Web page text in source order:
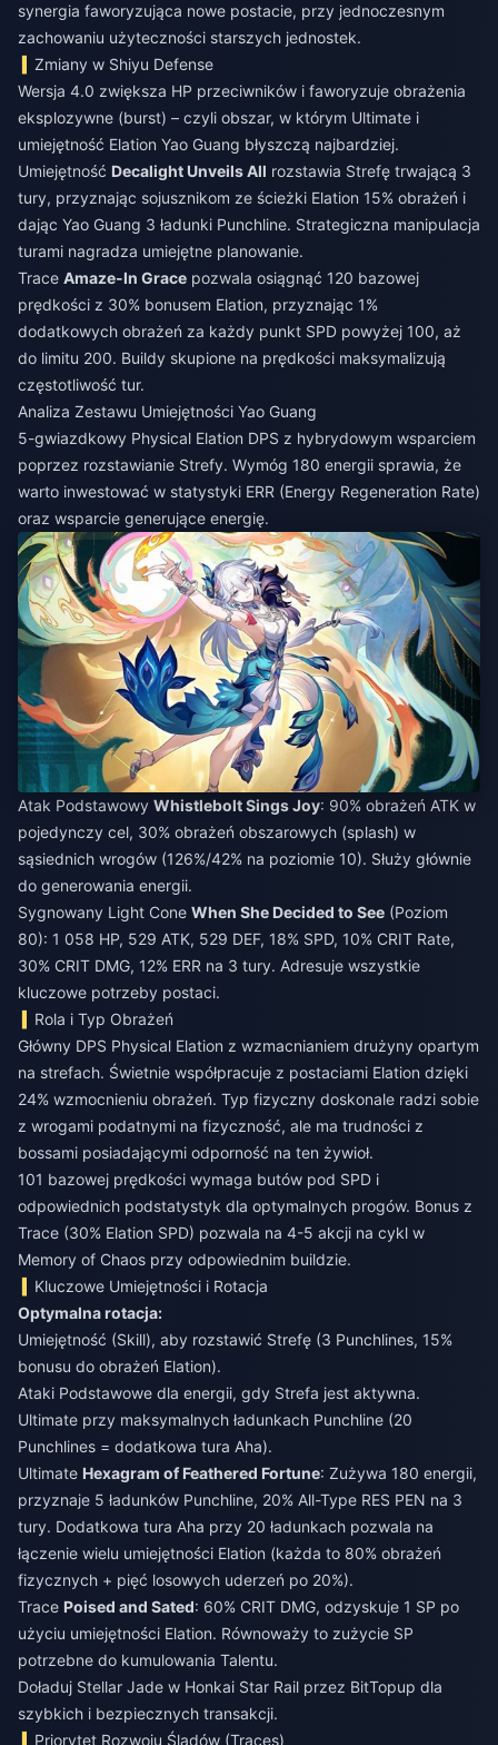
synergia faworyzująca nowe postacie, przy jednoczesnym
zachowaniu użyteczności starszych jednostek.
Zmiany w Shiyu Defense
Wersja 4.0 zwiększa HP przeciwników i faworyzuje obrażenia
eksplozywne (burst) – czyli obszar, w którym Ultimate i
umiejętność Elation Yao Guang błyszczą najbardziej.
Umiejętność Decalight Unveils All rozstawia Strefę trwającą 3
tury, przyznając sojusznikom ze ścieżki Elation 15% obrażeń i
dając Yao Guang 3 ładunki Punchline. Strategiczna manipulacja
turami nagradza umiejętne planowanie.
Trace Amaze-In Grace pozwala osiągnąć 120 bazowej
prędkości z 30% bonusem Elation, przyznając 1%
dodatkowych obrażeń za każdy punkt SPD powyżej 100, aż
do limitu 200. Buildy skupione na prędkości maksymalizują
częstotliwość tur.
Analiza Zestawu Umiejętności Yao Guang
5-gwiazdkowy Physical Elation DPS z hybrydowym wsparciem
poprzez rozstawianie Strefy. Wymóg 180 energii sprawia, że
warto inwestować w statystyki ERR (Energy Regeneration Rate)
oraz wsparcie generujące energię.
Atak Podstawowy Whistlebolt Sings Joy: 90% obrażeń ATK w
pojedynczy cel, 30% obrażeń obszarowych (splash) w
sąsiednich wrogów (126%/42% na poziomie 10). Służy głównie
do generowania energii.
Sygnowany Light Cone When She Decided to See (Poziom
80): 1 058 HP, 529 ATK, 529 DEF, 18% SPD, 10% CRIT Rate,
30% CRIT DMG, 12% ERR na 3 tury. Adresuje wszystkie
kluczowe potrzeby postaci.
Rola i Typ Obrażeń
Główny DPS Physical Elation z wzmacnianiem drużyny opartym
na strefach. Świetnie współpracuje z postaciami Elation dzięki
24% wzmocnieniu obrażeń. Typ fizyczny doskonale radzi sobie
z wrogami podatnymi na fizyczność, ale ma trudności z
bossami posiadającymi odporność na ten żywioł.
101 bazowej prędkości wymaga butów pod SPD i
odpowiednich podstatystyk dla optymalnych progów. Bonus z
Trace (30% Elation SPD) pozwala na 4-5 akcji na cykl w
Memory of Chaos przy odpowiednim buildzie.
Kluczowe Umiejętności i Rotacja
Optymalna rotacja:
Umiejętność (Skill), aby rozstawić Strefę (3 Punchlines, 15%
bonusu do obrażeń Elation).
Ataki Podstawowe dla energii, gdy Strefa jest aktywna.
Ultimate przy maksymalnych ładunkach Punchline (20
Punchlines = dodatkowa tura Aha).
Ultimate Hexagram of Feathered Fortune: Zużywa 180 energii,
przyznaje 5 ładunków Punchline, 20% All-Type RES PEN na 3
tury. Dodatkowa tura Aha przy 20 ładunkach pozwala na
łączenie wielu umiejętności Elation (każda to 80% obrażeń
fizycznych + pięć losowych uderzeń po 20%).
Trace Poised and Sated: 60% CRIT DMG, odzyskuje 1 SP po
użyciu umiejętności Elation. Równoważy to zużycie SP
potrzebne do kumulowania Talentu.
Doładuj Stellar Jade w Honkai Star Rail przez BitTopup dla
szybkich i bezpiecznych transakcji.
Priorytet Rozwoju Śladów (Traces)